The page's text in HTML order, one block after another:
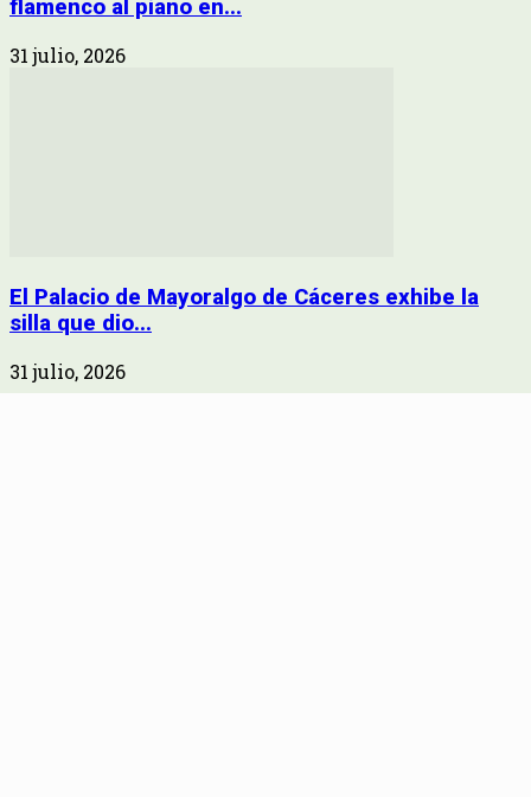
flamenco al piano en...
31 julio, 2026
El Palacio de Mayoralgo de Cáceres exhibe la
silla que dio...
31 julio, 2026